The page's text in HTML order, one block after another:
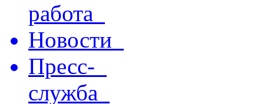
работа
Новости
Пресс-
служба